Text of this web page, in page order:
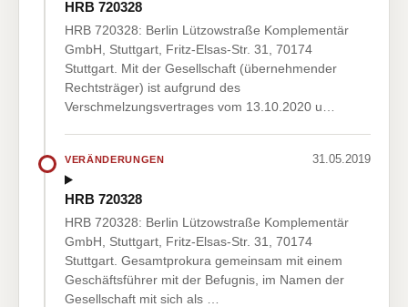
HRB 720328
HRB 720328: Berlin Lützowstraße Komplementär
GmbH, Stuttgart, Fritz-Elsas-Str. 31, 70174
Stuttgart. Mit der Gesellschaft (übernehmender
Rechtsträger) ist aufgrund des
Verschmelzungsvertrages vom 13.10.2020 u…
VERÄNDERUNGEN 31.05.2019
HRB 720328
HRB 720328: Berlin Lützowstraße Komplementär
GmbH, Stuttgart, Fritz-Elsas-Str. 31, 70174
Stuttgart. Gesamtprokura gemeinsam mit einem
Geschäftsführer mit der Befugnis, im Namen der
Gesellschaft mit sich als …